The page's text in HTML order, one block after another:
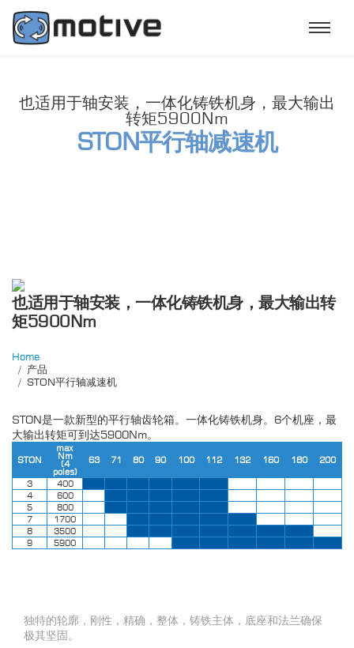
也适用于轴安装，一体化铸铁机身，最大输出
转矩5900Nm
STON平行轴减速机
也适用于轴安装，一体化铸铁机身，最大输出转
矩5900Nm
Home
产品
STON平行轴减速机
STON是一款新型的平行轴齿轮箱。一体化铸铁机身。6个机座，最
大输出转矩可到达5900Nm。
STON
max
Nm
(4
poles)
63 71 80 90 100 112 132 160 180 200
3
400
4
600
5
800
7
1700
8
3500
9
5900
独特的轮廓，刚性，精确，整体，铸铁主体，底座和法兰确保
极其坚固。